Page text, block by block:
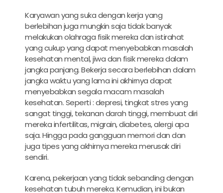
Karyawan yang suka dengan kerja yang
berlebihan juga mungkin saja tidak banyak
melakukan olahraga fisik mereka dan istirahat
yang cukup yang dapat menyebabkan masalah
kesehatan mental, jiwa dan fisik mereka dalam
jangka panjang. Bekerja secara berlebihan dalam
jangka waktu yang lama ini akhirnya dapat
menyebabkan segala macam masalah
kesehatan. Seperti : depresi, tingkat stres yang
sangat tinggi, tekanan darah tinggi, membuat diri
mereka infertilitas, migrain, diabetes, alergi apa
saja. Hingga pada gangguan memori dan dan
juga tipes yang akhirnya mereka merusak diri
sendiri.
Karena, pekerjaan yang tidak sebanding dengan
kesehatan tubuh mereka. Kemudian, ini bukan